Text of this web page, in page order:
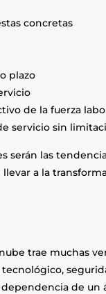
concretas
plazo
de la fuerza
servicio sin
serán las
a la
trae muchas
de